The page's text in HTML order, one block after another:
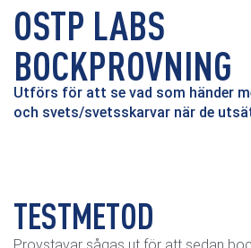
OSTP LABS
BOCKPROVNING
Utförs för att se vad som händer
och svets/svetsskarvar när de
TESTMETOD